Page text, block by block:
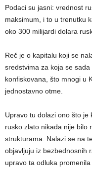
Podaci su jasni: vrednost
maksimum, i to u trenutku
oko 300 milijardi dolara
Reč je o kapitalu koji se
sredstvima za koja se
konfiskovana, što mnogi u
jednostavno otme.
Upravo tu dolazi ono što je
rusko zlato nikada nije bilo
strukturama. Nalazi se na
objavljuju iz bezbednosnih
upravo ta odluka promenila